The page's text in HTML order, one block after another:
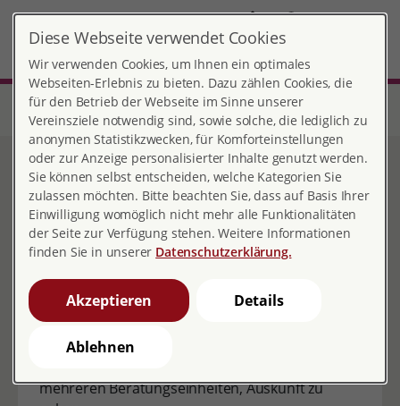
DE
Start Brandenburg
Beratungsstelle Senftenberg
Schwangerschaftsberatung
Schwangerschaftsberatung
Sie haben Fragen rund um das Thema
Schwangerschaft und Geburt? - Dann sind Sie
bei uns richtig! Unsere qualifizierten Fachkräfte
nehmen sich Zeit, um Ihnen über alle
mehreren Beratungseinheiten, Auskunft zu
Diese Webseite verwendet Cookies
Wir verwenden Cookies, um Ihnen ein optimales
Webseiten-Erlebnis zu bieten. Dazu zählen Cookies, die
für den Betrieb der Webseite im Sinne unserer
Vereinsziele notwendig sind, sowie solche, die lediglich zu
anonymen Statistikzwecken, für Komforteinstellungen
oder zur Anzeige personalisierter Inhalte genutzt werden.
Sie können selbst entscheiden, welche Kategorien Sie
zulassen möchten. Bitte beachten Sie, dass auf Basis Ihrer
Einwilligung womöglich nicht mehr alle Funktionalitäten
der Seite zur Verfügung stehen. Weitere Informationen
finden Sie in unserer Datenschutzerklärung.
Akzeptieren Details
Ablehnen